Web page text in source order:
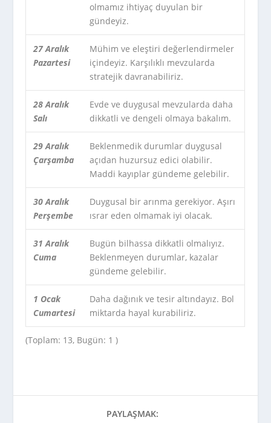
olmamız ihtiyaç duyulan bir
gündeyiz.
27 Aralık
Pazartesi
Mühim ve eleştiri değerlendirmeler
içindeyiz. Karşılıklı mevzularda
stratejik davranabiliriz.
28 Aralık
Salı
Evde ve duygusal mevzularda daha
dikkatli ve dengeli olmaya bakalım.
29 Aralık
Çarşamba
Beklenmedik durumlar duygusal
açıdan huzursuz edici olabilir.
Maddi kayıplar gündeme gelebilir.
30 Aralık
Perşembe
Duygusal bir arınma gerekiyor. Aşırı
ısrar eden olmamak iyi olacak.
31 Aralık
Cuma
Bugün bilhassa dikkatli olmalıyız.
Beklenmeyen durumlar, kazalar
gündeme gelebilir.
1 Ocak
Cumartesi
Daha dağınık ve tesir altındayız. Bol
miktarda hayal kurabiliriz.
(Toplam: 13, Bugün: 1 )
PAYLAŞMAK: